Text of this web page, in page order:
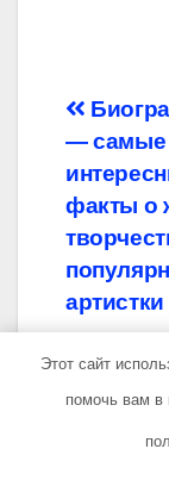
по
— самые
факты о
артистки
Этот сайт
помочь вам в